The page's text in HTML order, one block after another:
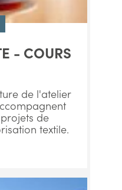
- COURS
de l'atelier
de
textile.